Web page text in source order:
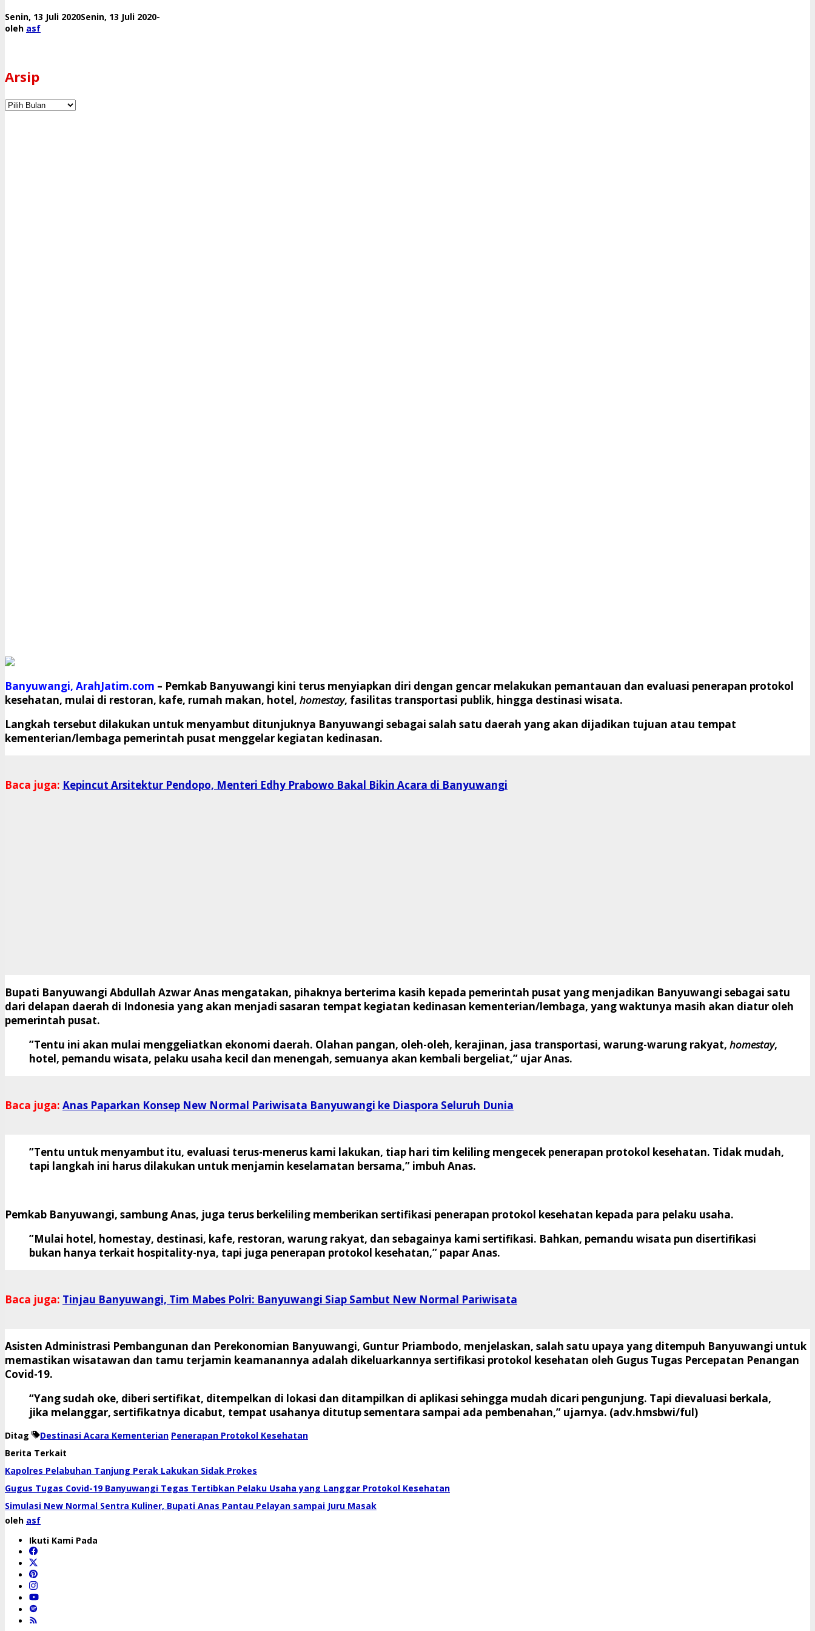
Protokol
Senin, 13 Juli 2020Senin, 13 Juli 2020oleh
-
oleh asf
Arsip
Arsip
Banyuwangi, ArahJatim.com – Pemkab Banyuwangi kini terus menyiapkan diri dengan gencar melakukan pemantauan dan evaluasi penerapan protokol
kesehatan, mulai di restoran, kafe, rumah makan, hotel, homestay, fasilitas transportasi publik, hingga destinasi wisata.
Langkah tersebut dilakukan untuk menyambut ditunjuknya Banyuwangi sebagai salah satu daerah yang akan dijadikan tujuan atau tempat
kementerian/lembaga pemerintah pusat menggelar kegiatan kedinasan.
Baca juga: Kepincut Arsitektur Pendopo, Menteri Edhy Prabowo Bakal Bikin Acara di Banyuwangi
Bupati Banyuwangi Abdullah Azwar Anas mengatakan, pihaknya berterima kasih kepada pemerintah pusat yang menjadikan Banyuwangi sebagai satu
dari delapan daerah di Indonesia yang akan menjadi sasaran tempat kegiatan kedinasan kementerian/lembaga, yang waktunya masih akan diatur oleh
pemerintah pusat.
”Tentu ini akan mulai menggeliatkan ekonomi daerah. Olahan pangan, oleh-oleh, kerajinan, jasa transportasi, warung-warung rakyat, homestay,
hotel, pemandu wisata, pelaku usaha kecil dan menengah, semuanya akan kembali bergeliat,” ujar Anas.
Baca juga: Anas Paparkan Konsep New Normal Pariwisata Banyuwangi ke Diaspora Seluruh Dunia
”Tentu untuk menyambut itu, evaluasi terus-menerus kami lakukan, tiap hari tim keliling mengecek penerapan protokol kesehatan. Tidak mudah,
tapi langkah ini harus dilakukan untuk menjamin keselamatan bersama,” imbuh Anas.
Pemkab Banyuwangi, sambung Anas, juga terus berkeliling memberikan sertifikasi penerapan protokol kesehatan kepada para pelaku usaha.
”Mulai hotel, homestay, destinasi, kafe, restoran, warung rakyat, dan sebagainya kami sertifikasi. Bahkan, pemandu wisata pun disertifikasi
bukan hanya terkait hospitality-nya, tapi juga penerapan protokol kesehatan,” papar Anas.
Baca juga: Tinjau Banyuwangi, Tim Mabes Polri: Banyuwangi Siap Sambut New Normal Pariwisata
Asisten Administrasi Pembangunan dan Perekonomian Banyuwangi, Guntur Priambodo, menjelaskan, salah satu upaya yang ditempuh Banyuwangi untuk
memastikan wisatawan dan tamu terjamin keamanannya adalah dikeluarkannya sertifikasi protokol kesehatan oleh Gugus Tugas Percepatan Penangan
Covid-19.
“Yang sudah oke, diberi sertifikat, ditempelkan di lokasi dan ditampilkan di aplikasi sehingga mudah dicari pengunjung. Tapi dievaluasi berkala,
jika melanggar, sertifikatnya dicabut, tempat usahanya ditutup sementara sampai ada pembenahan,” ujarnya. (adv.hmsbwi/ful)
Ditag Destinasi Acara Kementerian Penerapan Protokol Kesehatan
Berita Terkait
Kapolres Pelabuhan Tanjung Perak Lakukan Sidak Prokes
Gugus Tugas Covid-19 Banyuwangi Tegas Tertibkan Pelaku Usaha yang Langgar Protokol Kesehatan
Simulasi New Normal Sentra Kuliner, Bupati Anas Pantau Pelayan sampai Juru Masak
oleh asf
Ikuti Kami Pada